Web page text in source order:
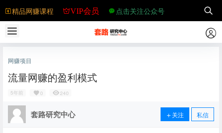
精品网赚课程 VIP会员 点击关注公众号
网赚项目
流量网赚的盈利模式
5年前 0 240
套路研究中心 关注 私信